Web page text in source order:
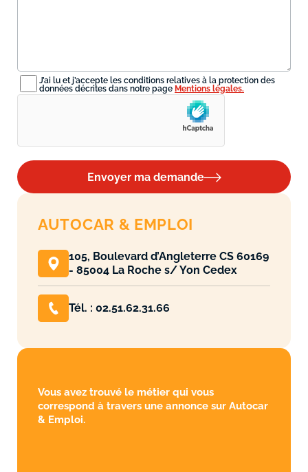
J’ai lu et j’accepte les conditions relatives à la protection des
données décrites dans notre page Mentions légales.
Envoyer ma demande
AUTOCAR & EMPLOI
105, Boulevard d’Angleterre CS 60169
- 85004 La Roche s/ Yon Cedex
Tél. : 02.51.62.31.66
Vous avez trouvé le métier qui vous
correspond à travers une annonce sur Autocar
& Emploi.